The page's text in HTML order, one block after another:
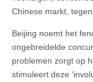
Chinese markt,
Beijing noemt het
ongebreidelde
problemen zorgt op
stimuleert deze